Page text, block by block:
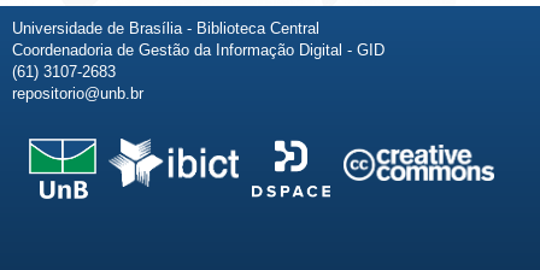
Universidade de Brasília - Biblioteca Central
Coordenadoria de Gestão da Informação Digital - GID
(61) 3107-2683
repositorio@unb.br